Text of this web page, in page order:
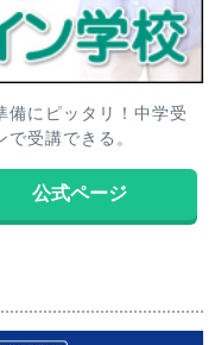
備にピッタリ！中学受
受講できる。
公式ページ